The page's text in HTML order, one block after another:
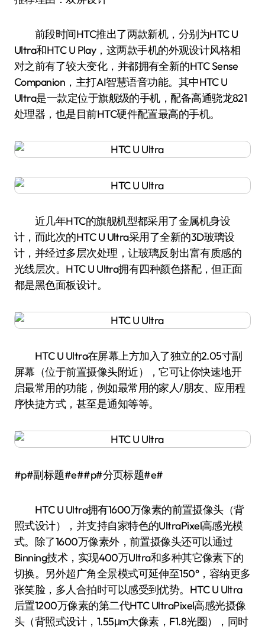
前段时间HTC推出了两款新机，分别为HTC U
Ultra和HTC U Play，这两款手机的外观设计风格相
对之前有了较大变化，并都拥有全新的HTC Sense
Companion，主打AI智慧语音功能。其中HTC U
Ultra是一款定位于旗舰级的手机，配备高通骁龙821
处理器，也是目前HTC硬件配置最高的手机。
近几年HTC的旗舰机型都采用了金属机身设
计，而此次的HTC U Ultra采用了全新的3D玻璃设
计，并经过多层次处理，让玻璃反射出富有质感的
光线层次。HTC U Ultra拥有四种颜色搭配，但正面
都是黑色面板设计。
HTC U Ultra在屏幕上方加入了独立的2.05寸副
屏幕（位于前置摄像头附近），它可让你快速地开
启最常用的功能，例如最常用的家人/朋友、应用程
序快捷方式，甚至是通知等等。
#p#副标题#e##p#分页标题#e#
HTC U Ultra拥有1600万像素的前置摄像头（背
照式设计），并支持自家特色的UltraPixel高感光模
式。除了1600万像素外，前置摄像头还可以通过
Binning技术，实现400万Ultra和多种其它像素下的
切换。另外超广角全景模式可延伸至150°，容纳更多
张笑脸，多人合拍时可以感受到优势。HTC U Ultra
后置1200万像素的第二代HTC UltraPixel高感光摄像
头（背照式设计，1.55μm大像素，F1.8光圈），同时